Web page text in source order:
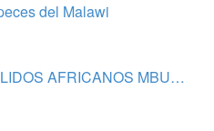
del Malawi
AFRICANOS MBU…